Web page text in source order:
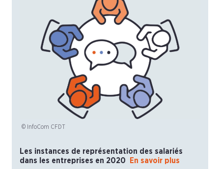
© InfoCom CFDT
Les instances de représentation des salariés
dans les entreprises en 2020
En savoir plus